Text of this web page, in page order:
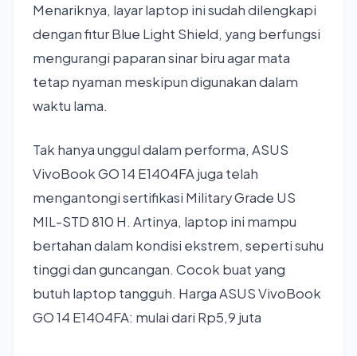
Menariknya, layar laptop ini sudah dilengkapi
dengan fitur Blue Light Shield, yang berfungsi
mengurangi paparan sinar biru agar mata
tetap nyaman meskipun digunakan dalam
waktu lama.
Tak hanya unggul dalam performa, ASUS
VivoBook GO 14 E1404FA juga telah
mengantongi sertifikasi Military Grade US
MIL-STD 810 H. Artinya, laptop ini mampu
bertahan dalam kondisi ekstrem, seperti suhu
tinggi dan guncangan. Cocok buat yang
butuh laptop tangguh. Harga ASUS VivoBook
GO 14 E1404FA: mulai dari Rp5,9 juta